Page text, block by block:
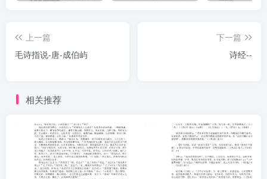
固大国之风也。”于鲁曰：“洙泗之间，断断如也。”盖深识夫子一变之
意。班孟坚志地理，叙变风十三国而不及二南，岂知《诗》之本原者
系水土之风而属三光五岳之气。因诗以求其地之所在，稽风俗之薄
厚，见政化之盛衰，感发善心而得性情之正，匪徒辨疆域云尔。世变
日降，今非古矣：人之性情，古犹今也，今其不古乎？山川能说，为
君子九能之一，毛公取而载于《传》，有意其推本之也。是用据传笺
义疏，参诸《禹贡》、《职方》、《春秋》、《尔雅》、《说文》、
上一篇
毛诗指说-唐-成伯屿
下一篇
诗经--
相关推荐